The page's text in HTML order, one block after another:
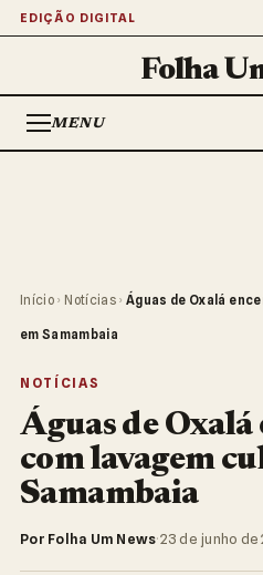
EDIÇÃO DIGITAL
Folha
MENU
Início › Notícias › Águas de Oxalá
em Samambaia
NOTÍCIAS
Águas de
com lavagem
Samambaia
Por Folha Um News·23 de junho de